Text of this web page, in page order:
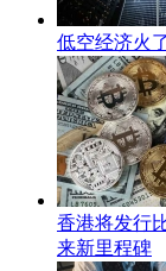
低空经济火
香港将发行
来新里程碑